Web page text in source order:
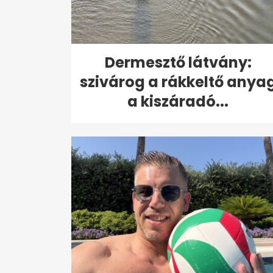
Dermesztő látvány:
szivárog a rákkeltő
a kiszáradó...